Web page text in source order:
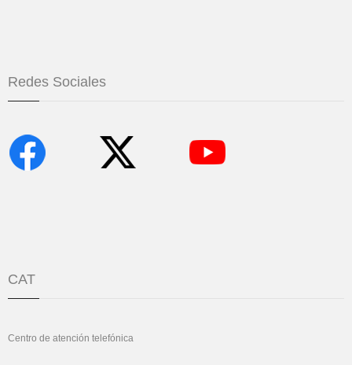
Redes Sociales
CAT
Centro de atención telefónica